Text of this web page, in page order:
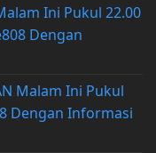
Ini Pukul 22.00
Dengan
Malam Ini Pukul
Dengan Informasi